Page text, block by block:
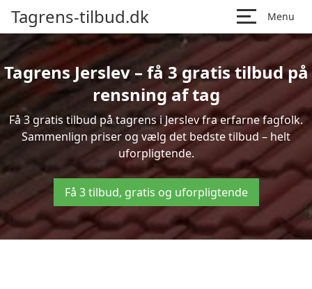
Tagrens-tilbud.dk Menu
Tagrens Jerslev – få 3 gratis tilbud på
rensning af tag
Få 3 gratis tilbud på tagrens i Jerslev fra erfarne fagfolk.
Sammenlign priser og vælg det bedste tilbud – helt
uforpligtende.
Få 3 tilbud, gratis og uforpligtende